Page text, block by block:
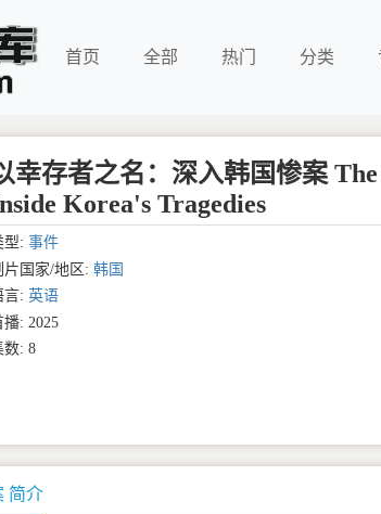
首页 全部 热门 分类
幸存者之名：深入韩国惨案
Korea's Tragedies
型: 事件
片国家/地区: 韩国
言: 英语
播: 2025
数: 8
简介